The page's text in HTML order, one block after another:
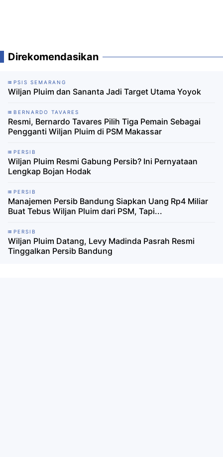
Direkomendasikan
PSIS SEMARANG
Wiljan Pluim dan Sananta Jadi Target Utama Yoyok
BERNARDO TAVARES
Resmi, Bernardo Tavares Pilih Tiga Pemain Sebagai
Pengganti Wiljan Pluim di PSM Makassar
PERSIB
Wiljan Pluim Resmi Gabung Persib? Ini Pernyataan
Lengkap Bojan Hodak
PERSIB
Manajemen Persib Bandung Siapkan Uang Rp4 Miliar
Buat Tebus Wiljan Pluim dari PSM, Tapi...
PERSIB
Wiljan Pluim Datang, Levy Madinda Pasrah Resmi
Tinggalkan Persib Bandung